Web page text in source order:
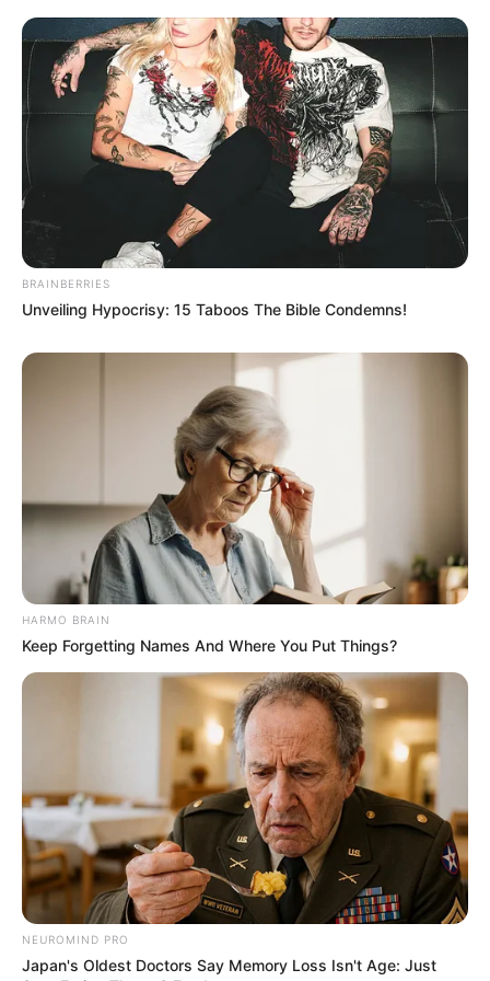
Twitter:@ajengkartika
Threads: –
Instagram:@ajengkartika
TikTok: –
Tinggi, Berat & Penampilan Fisik
Warna Kulit: Putih
Ukuran Tubuh: –
Ukuran Sepatu: –
Ukuran Baju: –
Pendidikan
Ayah: Teguh Untung
Ibu: Ninin Rodiana
Saudara Laki-laki: –
Saudara Perempuan: –
Anak: Nura Alya Kinanti, Andi Asiyah
BRAINBERRIES
Unveiling Hypocrisy: 15 Taboos The Bible Condemns!
HARMO BRAIN
Keep Forgetting Names And Where You Put Things?
NEUROMIND PRO
Japan's Oldest Doctors Say Memory Loss Isn't Age: Just